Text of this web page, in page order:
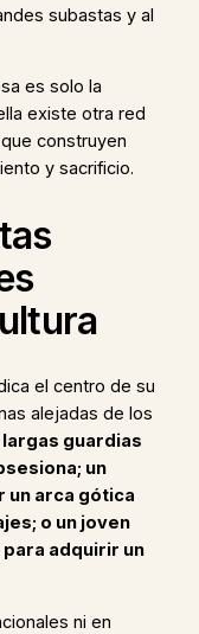
subastas y al
es solo la
existe otra red
construyen
y sacrificio.
el centro de su
alejadas de los
guardias
un
arca gótica
o un joven
adquirir un
ni en